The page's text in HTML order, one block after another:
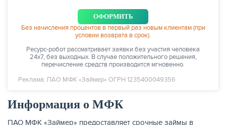
ЗАЙМЫ
ОФОРМИТЬ
Без начисления процентов в первый раз новым клиентам (при
условии возврата в срок).
Ресурс-робот рассматривает заявки без участия человека
24х7, без выходных. В случае положительного решения,
перечисление средств производится мгновенно.
Реклама. ПАО МФК «Займер» ОГРН 1235400049356
Информация о МФК
ПАО МФК «Займер» предоставляет срочные займы в